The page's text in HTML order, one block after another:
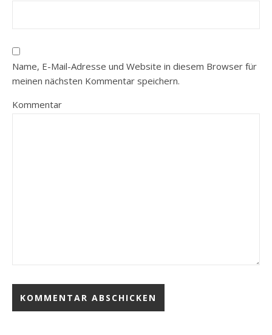
Name, E-Mail-Adresse und Website in diesem Browser für
meinen nächsten Kommentar speichern.
Kommentar